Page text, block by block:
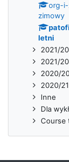
org-
zimowy
letni
2021/
2021/
2020/
2020/
Inne
Dla
Course